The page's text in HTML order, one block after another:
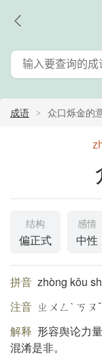
成语 众口烁金的
结构
偏正式
感情
中性
拼音 zhòng kǒu
注音 ㄓㄨㄥˋ ㄎㄡ
解释 形容舆论力
混淆是非。